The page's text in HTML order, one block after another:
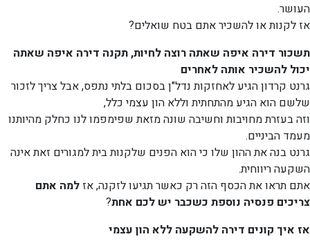
העושר.
אז לקנות או להשכיר אתם בטח שואלים?
תשכור דירה איפה שאתה רוצה לחיות, תקנה דירה איפה שאתה
יכול להשכיר אותה לאחרים
גרנט קרדון הגיע לאחזקות נדל"ן בסכום בלתי נתפס, אבל צריך לזכור
שלשם הוא הגיע מהתחתית וללא הון עצמי כלל,
וזה בעזרת מחויבות וחשיבה שונה מזאת שפימפמו לנו כחלק מהיותנו
מעמד הביניים.
גרנט בנה את ההון שלו כי הוא הפנים שלקנות בית למגורים זאת אינה
השקעה ריווחית.
אתם תראו את הכסף הזה רק כאשר תגיעו לזקנה, אז למה אתם
צריכים פנסיה נוספת כשכבר יש לכם אחת?
אז איך קונים דירה להשקעה ללא הון עצמי